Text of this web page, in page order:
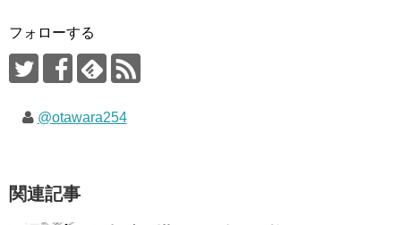
フォローする
@otawara254
関連記事